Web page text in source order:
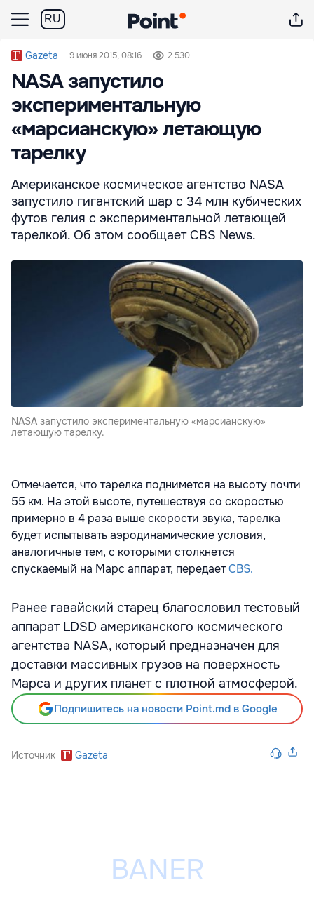
RU
Gazeta 9 июня 2015, 08:16 2 530
NASA запустило
экспериментальную
«марсианскую» летающую
тарелку
Американское космическое агентство NASA
запустило гигантский шар с 34 млн кубических
футов гелия с экспериментальной летающей
тарелкой. Об этом сообщает CBS News.
NASA запустило экспериментальную «марсианскую»
летающую тарелку.
Отмечается, что тарелка поднимется на высоту почти
55 км. На этой высоте, путешествуя со скоростью
примерно в 4 раза выше скорости звука, тарелка
будет испытывать аэродинамические условия,
аналогичные тем, с которыми столкнется
спускаемый на Марс аппарат, передаетCBS.
Ранее гавайский старец благословил тестовый
аппарат LDSD американского космического
агентства NASA, который предназначен для
доставки массивных грузов на поверхность
Марса и других планет с плотной атмосферой.
Подпишитесь на новости Point.md в Google
Источник Gazeta